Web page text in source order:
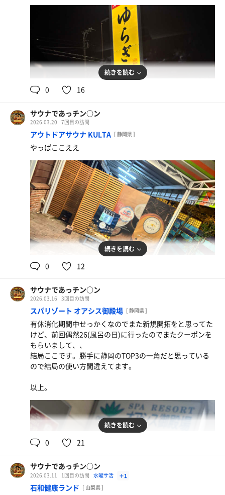
続きを読む
0 16
サウナであっチン○ン
2026.03.20 7回目の訪問
アウトドアサウナ KULTA [ 静岡県 ]
やっぱここええ
続きを読む
0 12
サウナであっチン○ン
2026.03.16 3回目の訪問
スパリゾート オアシス御殿場 [ 静岡県 ]
有休消化期間中せっかくなのでまた新規開拓をと思ってた
けど、前回偶然26(風呂の日)に行ったのでまたクーポンを
もらいまして、、
結局ここです。勝手に静岡のTOP3の一角だと思っている
ので結局の使い方間違えてます。
以上。
続きを読む
0 21
サウナであっチン○ン
2026.03.11 1回目の訪問 水曜サ活 ＋1
石和健康ランド [ 山梨県 ]